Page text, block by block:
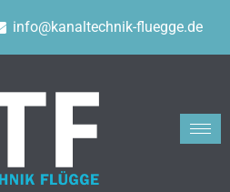
info@kanaltechnik-fluegge.de